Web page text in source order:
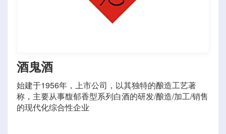
酒鬼酒
始建于1956年，上市公司，以其独特的酿造工艺著
称，主要从事馥郁香型系列白酒的研发/酿造/加工/销售
的现代化综合性企业